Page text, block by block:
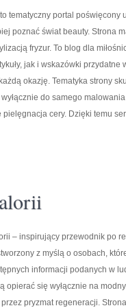
tematyczny portal poświęcony
poznać świat beauty. Strona
fryzur. To blog dla
jak i wskazówki
okazję. Tematyka strony
do samego
cery. Dzięki temu
– inspirujący przewodnik po
z myślą o osobach,
informacji podanych w
opierać się wyłącznie na
pryzmat regeneracji.